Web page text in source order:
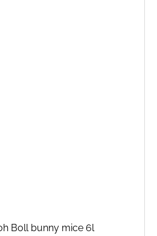
Boll bunny mice 6l